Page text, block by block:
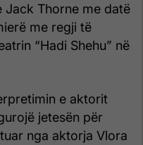
Jack Thorne me datë
me regji të
“Hadi Shehu” në
e aktorit
jetesën për
nga aktorja Vlora